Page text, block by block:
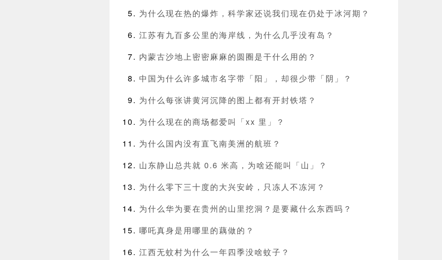
为什么现在热的爆炸，科学家还说我们现在仍处于冰河期？
江苏有九百多公里的海岸线，为什么几乎没有岛？
内蒙古沙地上密密麻麻的圆圈是干什么用的？
中国为什么许多城市名字带「阳」，却很少带「阴」？
为什么每张讲黄河沉降的图上都有开封铁塔？
为什么现在的商场都爱叫「xx 里」？
为什么国内没有直飞南美洲的航班？
山东静山总共就 0.6 米高，为啥还能叫「山」？
为什么零下三十度的大兴安岭，只冻人不冻河？
为什么华为要在贵州的山里挖洞？是要藏什么东西吗？
哪吒真身是用哪里的藕做的？
江西无蚊村为什么一年四季没啥蚊子？